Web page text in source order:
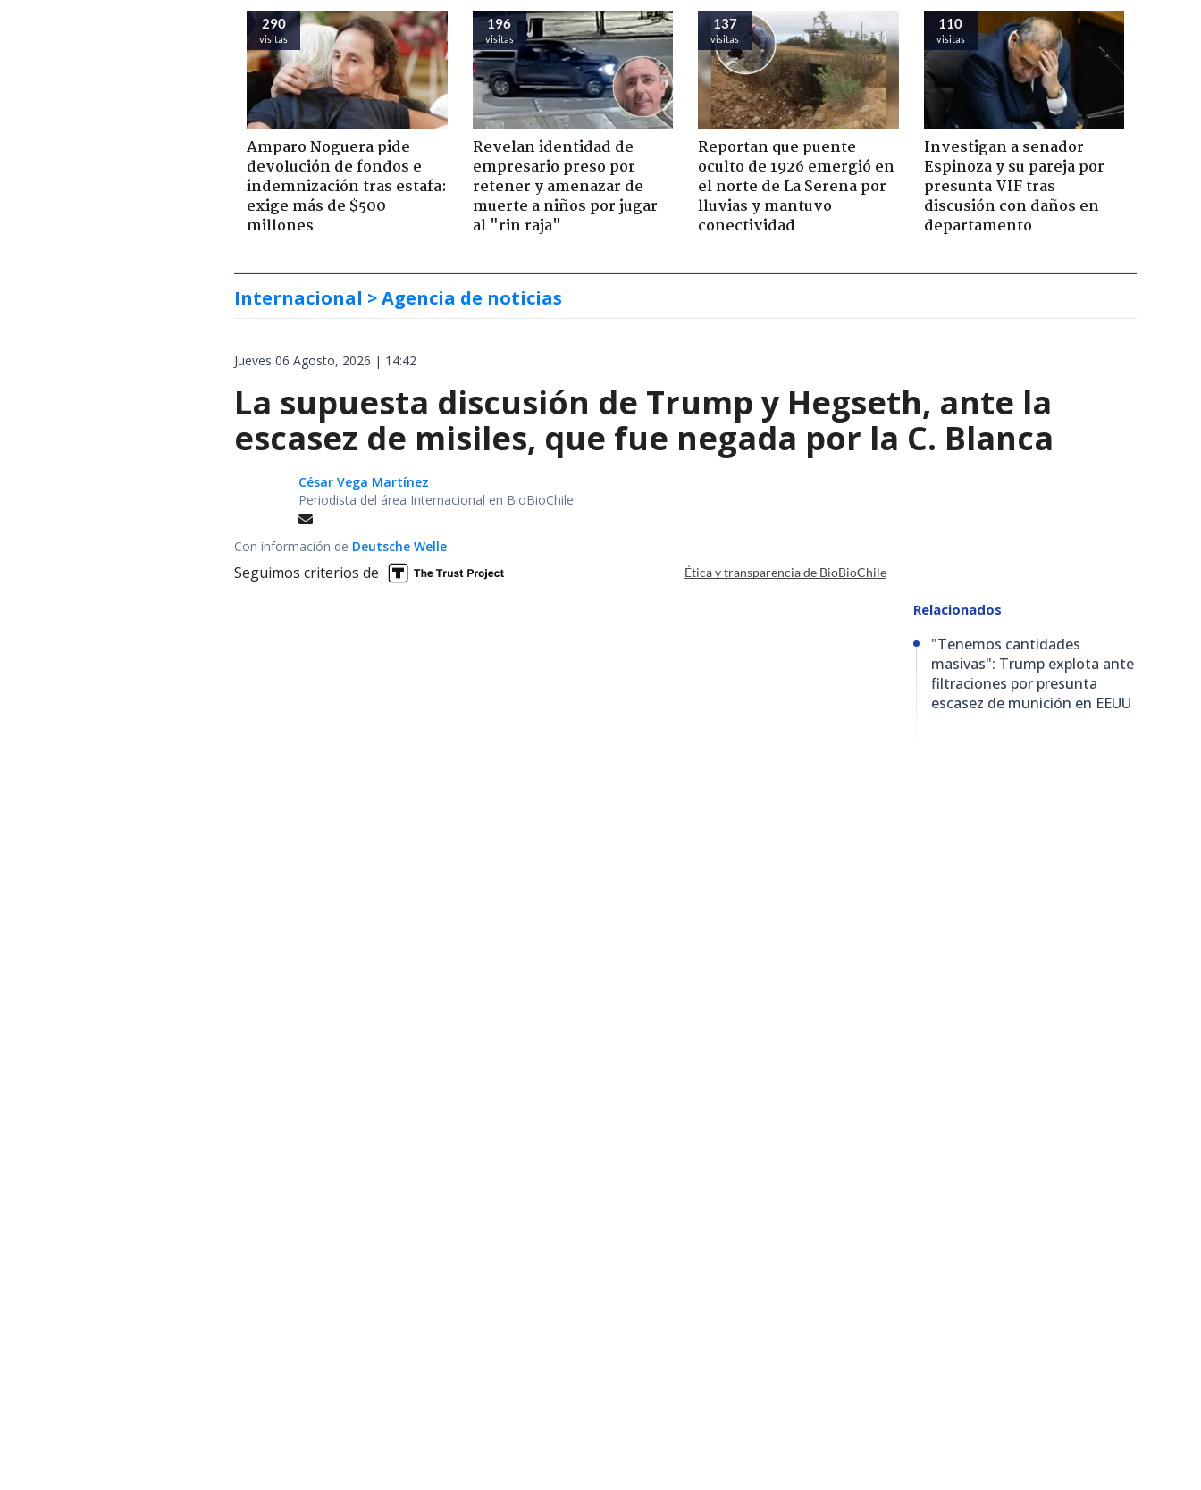
290
visitas
Amparo Noguera pide
devolución de fondos e
indemnización tras estafa:
exige más de $500
millones
196
visitas
Revelan identidad de
empresario preso por
retener y amenazar de
muerte a niños por jugar
al "rin raja"
137
visitas
Reportan que puente
oculto de 1926 emergió en
el norte de La Serena por
lluvias y mantuvo
conectividad
110
visitas
Investigan a senador
Espinoza y su pareja por
presunta VIF tras
discusión con daños en
departamento
Internacional > Agencia de noticias
Jueves 06 Agosto, 2026 | 14:42
La supuesta discusión de Trump y Hegseth, ante la
escasez de misiles, que fue negada por la C. Blanca
César Vega Martínez
Periodista del área Internacional en BioBioChile
Con información de Deutsche Welle
Seguimos criterios de Ética y transparencia de BioBioChile
Relacionados
"Tenemos cantidades
masivas": Trump explota ante
filtraciones por presunta
escasez de munición en EEUU